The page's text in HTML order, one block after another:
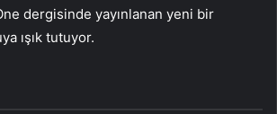
dergisinde yayınlanan yeni bir
ışık tutuyor.